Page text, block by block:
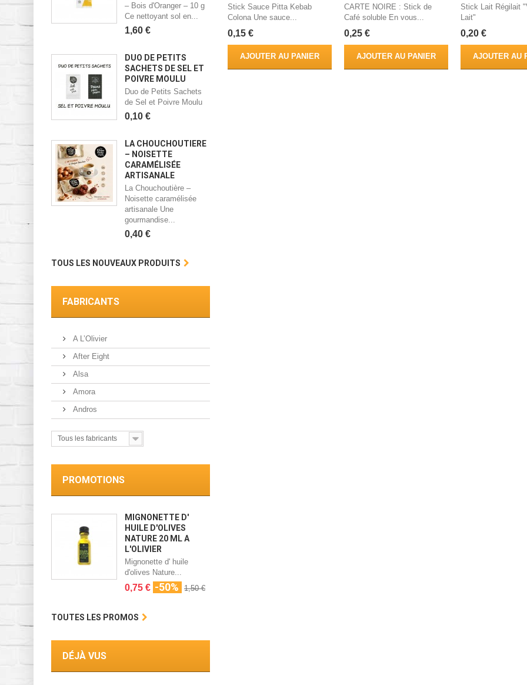
– Bois d'Oranger – 10 g
Ce nettoyant sol en...
1,60 €
DUO DE PETITS
SACHETS DE SEL ET
POIVRE MOULU
Duo de Petits Sachets
de Sel et Poivre Moulu
0,10 €
LA CHOUCHOUTIÈRE
– NOISETTE
CARAMÉLISÉE
ARTISANALE
La Chouchoutière –
Noisette caramélisée
artisanale Une
gourmandise...
0,40 €
TOUS LES NOUVEAUX PRODUITS
FABRICANTS
A L’Olivier
After Eight
Alsa
Amora
Andros
Tous les fabricants
PROMOTIONS
MIGNONETTE D'
HUILE D'OLIVES
NATURE 20 ML A
L'OLIVIER
Mignonette d' huile
d'olives Nature...
0,75 € -50% 1,50 €
TOUTES LES PROMOS
DÉJÀ VUS
Stick Sauce Pitta Kebab
Colona Une sauce...
0,15 €
AJOUTER AU PANIER
CARTE NOIRE : Stick de
Café soluble En vous...
0,25 €
AJOUTER AU PANIER
Stick Lait Régilait
Lait"
0,20 €
AJOUTER AU